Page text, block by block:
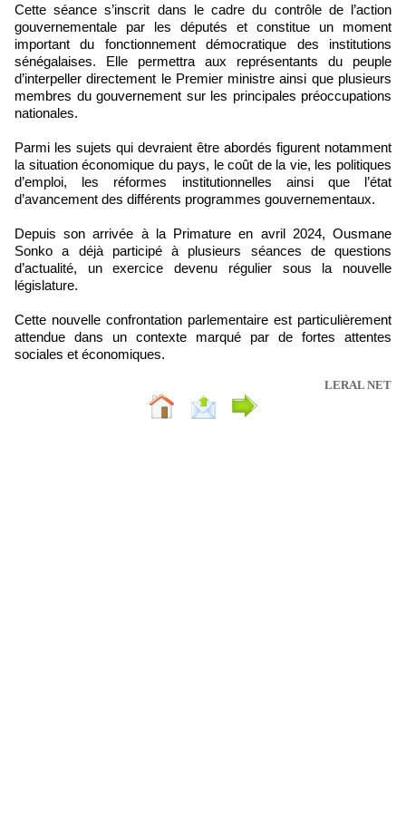
Cette séance s’inscrit dans le cadre du contrôle de l’action
gouvernementale par les députés et constitue un moment
important du fonctionnement démocratique des institutions
sénégalaises. Elle permettra aux représentants du peuple
d’interpeller directement le Premier ministre ainsi que plusieurs
membres du gouvernement sur les principales préoccupations
nationales.
Parmi les sujets qui devraient être abordés figurent notamment
la situation économique du pays, le coût de la vie, les politiques
d’emploi, les réformes institutionnelles ainsi que l’état
d’avancement des différents programmes gouvernementaux.
Depuis son arrivée à la Primature en avril 2024, Ousmane
Sonko a déjà participé à plusieurs séances de questions
d’actualité, un exercice devenu régulier sous la nouvelle
législature.
Cette nouvelle confrontation parlementaire est particulièrement
attendue dans un contexte marqué par de fortes attentes
sociales et économiques.
LERAL NET